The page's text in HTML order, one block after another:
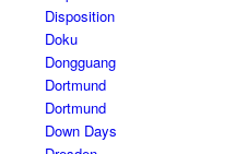
Disposition
Doku
Dongguang
Dortmund
Dortmund
Down Days